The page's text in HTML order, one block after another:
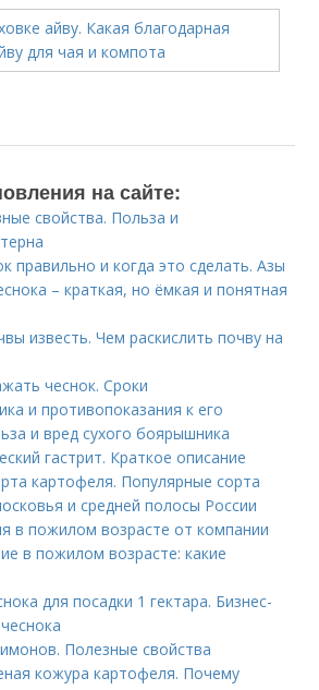
на сайте:
свойства. Польза и
правильно и когда это сделать. Азы
– краткая, но ёмкая и понятная
известь. Чем раскислить почву на
чеснок. Сроки
и противопоказания к его
и вред сухого боярышника
гастрит. Краткое описание
картофеля. Популярные сорта
и средней полосы России
в пожилом возрасте от компании
в пожилом возрасте: какие
для посадки 1 гектара. Бизнес-
Полезные свойства
кожура картофеля. Почему